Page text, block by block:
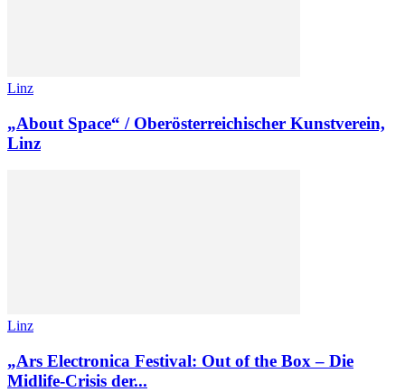
Linz
„About Space“ / Oberösterreichischer Kunstverein,
Linz
Linz
„Ars Electronica Festival: Out of the Box – Die
Midlife-Crisis der...